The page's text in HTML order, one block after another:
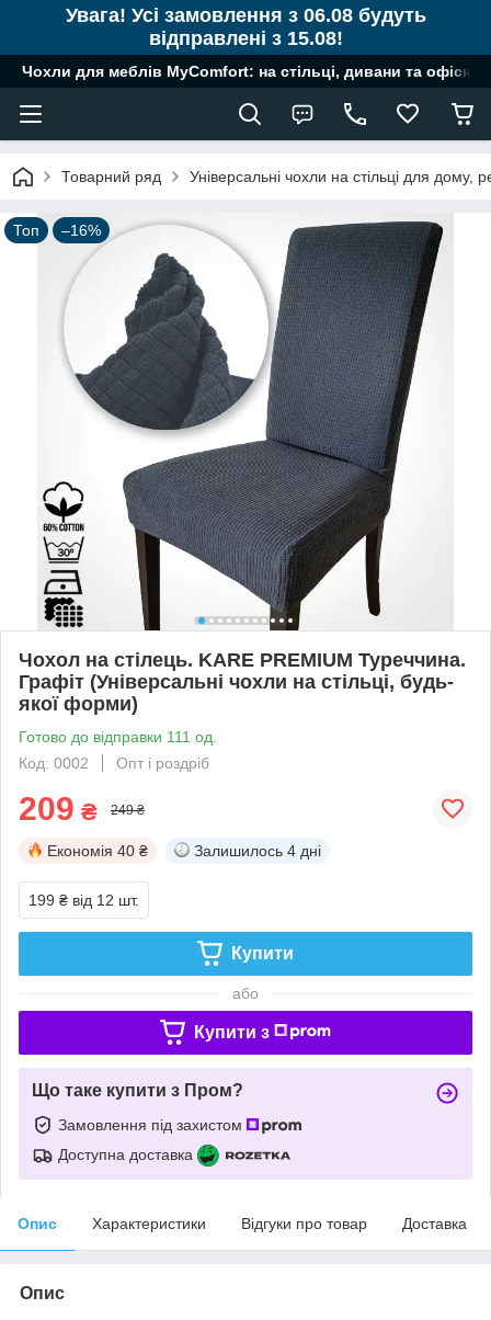
Увага! Усі замовлення з 06.08 будуть
відправлені з 15.08!
Чохли для меблів MyComfort: на стільці, дивани та офісні
Товарний ряд Універсальні чохли на стільці для дому,
Топ –16%
Чохол на стілець. KARE PREMIUM Туреччина.
Графіт (Універсальні чохли на стільці, будь-
якої форми)
Готово до відправки 111 од.
Код: 0002
Опт і роздріб
209 ₴ 249 ₴
Економія 40 ₴ Залишилось 4 дні
199 ₴ від 12 шт.
Купити
або
Купити з
Що таке купити з Пром?
Замовлення під захистом
Доступна доставка
Опис Характеристики Відгуки про товар Доставка
Опис